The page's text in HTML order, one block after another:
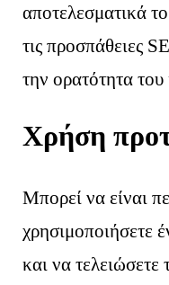
αποτελεσματικά
τις προσπάθειες
την ορατότητα
Χρήση
Μπορεί να είναι
χρησιμοποιήσετε
και να